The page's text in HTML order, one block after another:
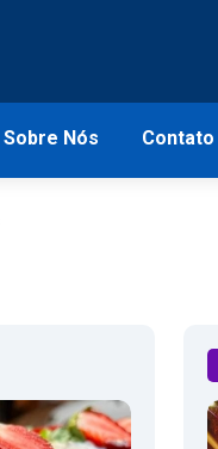
Sobre Nós Contato